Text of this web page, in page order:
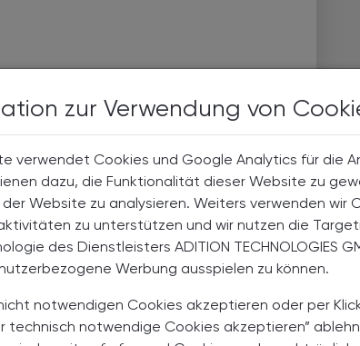
zur Verwendung von
verwendet Cookies und Google Analytics für die
dazu, die Funktionalität dieser Website zu
Website zu analysieren. Weiters verwenden wir
zu unterstützen und wir nutzen die
des Dienstleisters ADITION TECHNOLOGIES
Werbung ausspielen zu können.
notwendigen Cookies akzeptieren oder per
technisch notwendige Cookies akzeptieren”